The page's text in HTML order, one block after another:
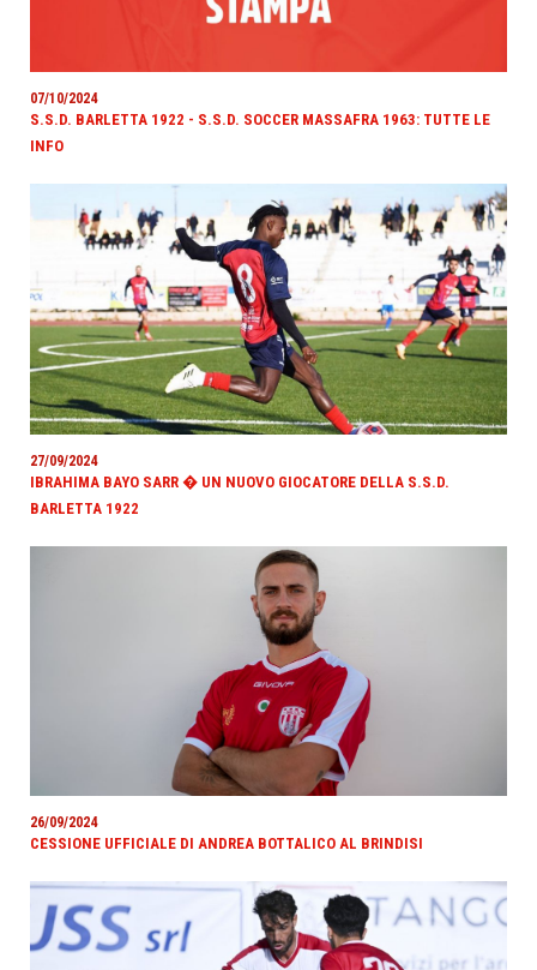
07/10/2024
S.S.D. BARLETTA 1922 - S.S.D. SOCCER MASSAFRA 1963: TUTTE LE
INFO
27/09/2024
IBRAHIMA BAYO SARR � UN NUOVO GIOCATORE DELLA S.S.D.
BARLETTA 1922
26/09/2024
CESSIONE UFFICIALE DI ANDREA BOTTALICO AL BRINDISI